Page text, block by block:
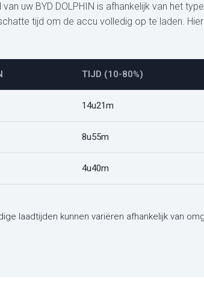
uw BYD DOLPHIN is afhankelijk van het
tijd om de accu volledig op te laden.
TIJD (10-80%)
14u21m
8u55m
4u40m
laadtijden kunnen variëren afhankelijk van